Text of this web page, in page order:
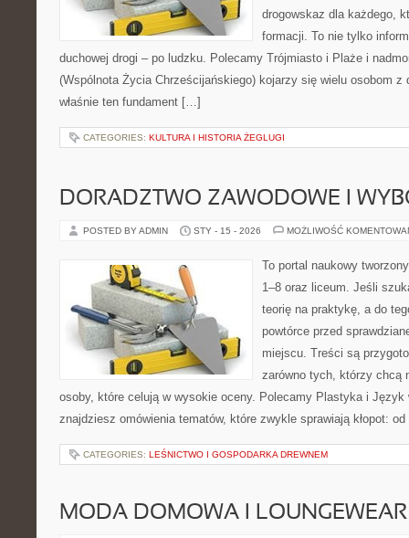
drogowskaz dla każdego,
formacji. To nie tylko
duchowej drogi – po ludzku. Polecamy Trójmiasto i Plaże i
(Wspólnota Życia Chrześcijańskiego) kojarzy się wielu osobom z
właśnie ten fundament […]
CATEGORIES: KULTURA I HISTORIA ŻEGLUGI
DORADZTWO ZAWODOWE I
POSTED BY ADMIN STY - 15 - 2026 MOŻLIWOŚĆ
To portal naukowy
1–8 oraz liceum. Jeśli
teorię na praktykę, a do
powtórce przed
miejscu. Treści są
zarówno tych, którzy chcą
osoby, które celują w wysokie oceny. Polecamy Plastyka i Język
znajdziesz omówienia tematów, które zwykle sprawiają kłopot:
CATEGORIES: LEŚNICTWO I GOSPODARKA DREWNEM
MODA DOMOWA I LOUNGEWEAR